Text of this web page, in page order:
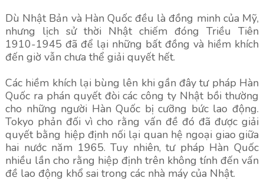
Dù Nhật Bản và Hàn Quốc đều là đồng minh của Mỹ,
nhưng lịch sử thời Nhật chiếm đóng Triều Tiên
1910-1945 đã để lại những bất đồng và hiềm khích
đến giờ vẫn chưa thể giải quyết hết.
Các hiềm khích lại bùng lên khi gần đây tư pháp Hàn
Quốc ra phán quyết đòi các công ty Nhật bồi thường
cho những người Hàn Quốc bị cưỡng bức lao động.
Tokyo phản đối vì cho rằng vấn đề đó đã được giải
quyết bằng hiệp định nối lại quan hệ ngoại giao giữa
hai nước năm 1965. Tuy nhiên, tư pháp Hàn Quốc
nhiều lần cho rằng hiệp định trên không tính đến vấn
đề lao động khổ sai trong các nhà máy của Nhật.